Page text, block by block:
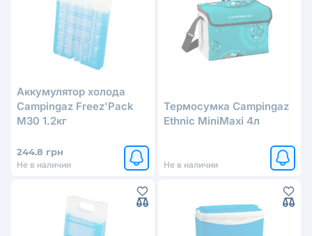
Аккумулятор холода
Campingaz Freez'Pack
M30 1.2кг
244.8 грн
Не в наличии
Термосумка Campingaz
Ethnic MiniMaxi 4л
Не в наличии